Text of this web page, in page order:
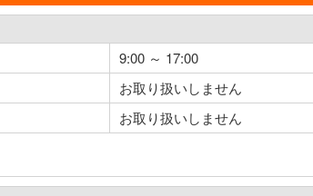
9:00 ～ 17:00
お取り扱いしません
お取り扱いしません